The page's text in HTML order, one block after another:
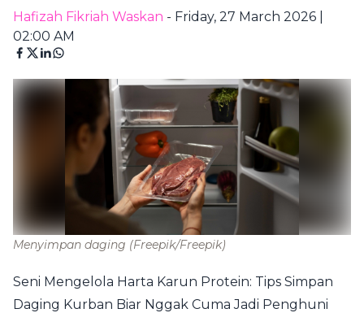
Hafizah Fikriah Waskan - Friday, 27 March 2026 |
02:00 AM
Menyimpan daging (Freepik/Freepik)
Seni Mengelola Harta Karun Protein: Tips Simpan
Daging Kurban Biar Nggak Cuma Jadi Penghuni